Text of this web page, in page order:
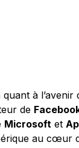
à l’avenir
de
Microsoft et
au cœur